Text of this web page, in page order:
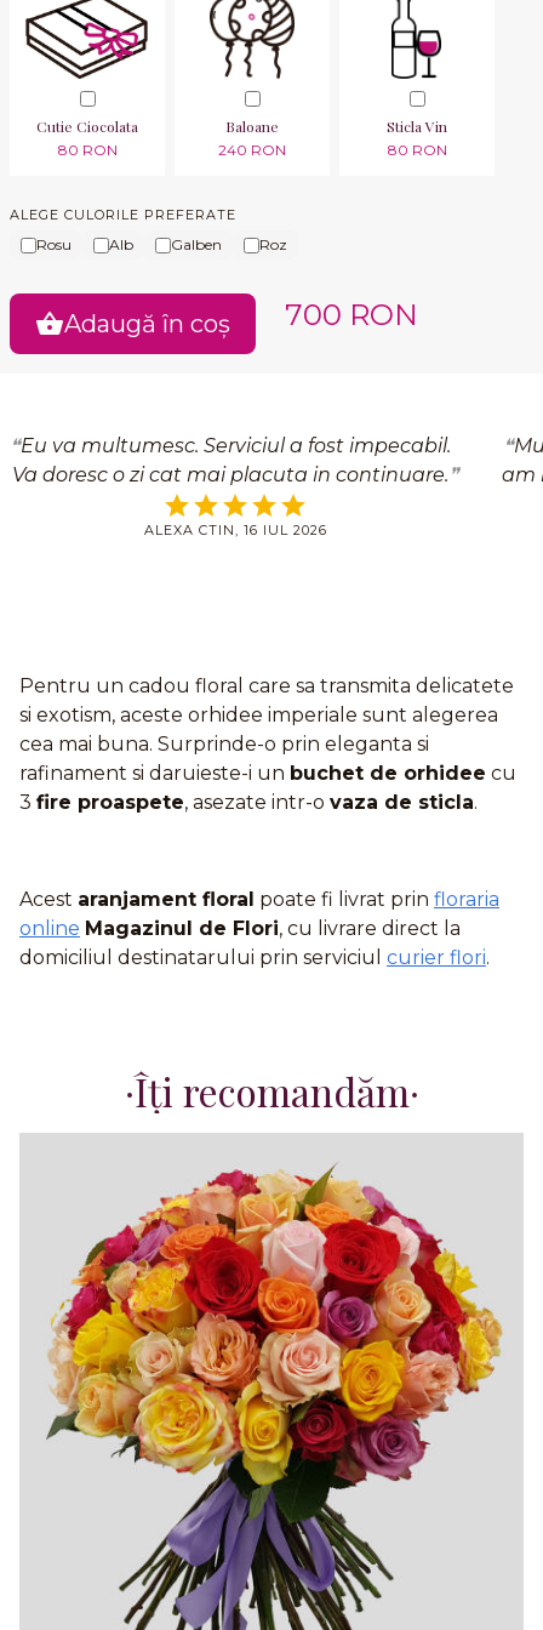
Cutie Ciocolata
80 RON
Baloane
240 RON
Sticla Vin
80 RON
ALEGE CULORILE PREFERATE
Rosu Alb Galben Roz
Adaugă în coș 700 RON
Eu va multumesc. Serviciul a fost impecabil.
Va doresc o zi cat mai placuta in continuare.
ALEXA CTIN, 16 IUL 2026
am
Pentru un cadou floral care sa transmita delicatete
si exotism, aceste orhidee imperiale sunt alegerea
cea mai buna. Surprinde-o prin eleganta si
rafinament si daruieste-i un buchet de orhidee cu
3 fire proaspete, asezate intr-o vaza de sticla.
Acest aranjament floral poate fi livrat prin floraria
online Magazinul de Flori, cu livrare direct la
domiciliul destinatarului prin serviciul curier flori.
Îți recomandăm